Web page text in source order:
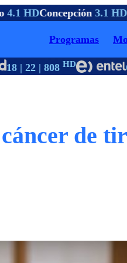
4.1 HDConcepción3.1 HD
Programas
| 22 | 808HD
de